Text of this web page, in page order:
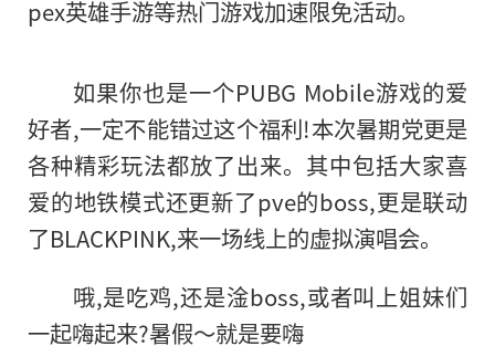
pex英雄手游等热门游戏加速限免活动。
如果你也是一个PUBG Mobile游戏的爱
好者,一定不能错过这个福利!本次暑期党更是
各种精彩玩法都放了出来。其中包括大家喜
爱的地铁模式还更新了pve的boss,更是联动
了BLACKPINK,来一场线上的虚拟演唱会。
哦,是吃鸡,还是淦boss,或者叫上姐妹们
一起嗨起来?暑假～就是要嗨